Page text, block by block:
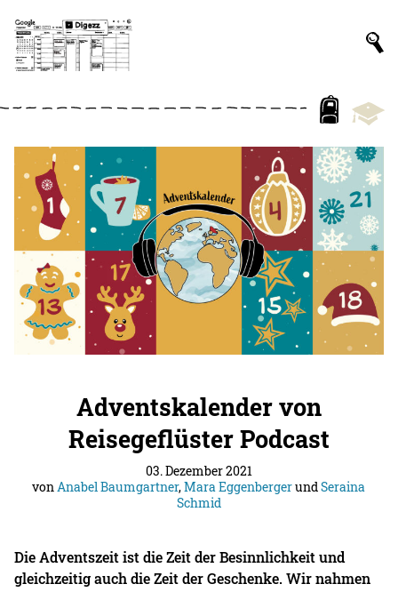
Adventskalender von
Reisegeflüster Podcast
03. Dezember 2021
vonAnabel Baumgartner,Mara EggenbergerundSeraina
Schmid
Die Adventszeit ist die Zeit der Besinnlichkeit und
gleichzeitig auch die Zeit der Geschenke. Wir nahmen